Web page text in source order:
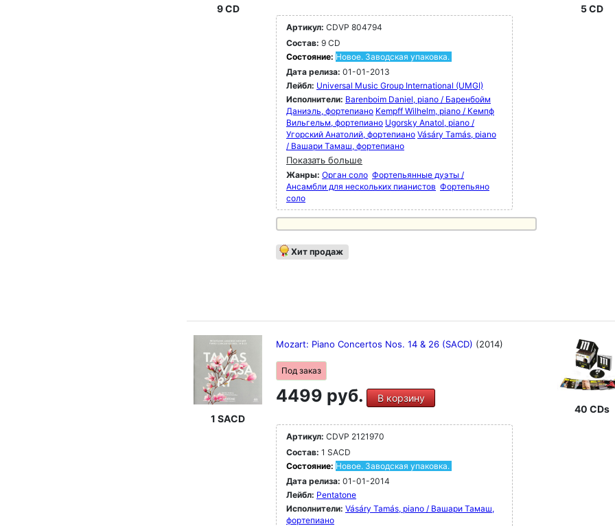
9 CD
Артикул: CDVP 804794
Состав: 9 CD
Состояние: Новое. Заводская упаковка.
Дата релиза: 01-01-2013
Лейбл: Universal Music Group International (UMGI)
Исполнители: Barenboim Daniel, piano / Баренбойм
Даниэль, фортепиано Kempff Wilhelm, piano / Кемпф
Вильгельм, фортепиано Ugorsky Anatol, piano /
Угорский Анатолий, фортепиано Vásáry Tamás, piano
/ Вашари Тамаш, фортепиано
Показать больше
Жанры: Орган соло Фортепьянные дуэты /
Ансамбли для нескольких пианистов Фортепьяно
соло
Хит продаж
5 CD
1 SACD
Mozart: Piano Concertos Nos. 14 & 26 (SACD) (2014)
Под заказ
4499 руб. В корзину
Артикул: CDVP 2121970
Состав: 1 SACD
Состояние: Новое. Заводская упаковка.
Дата релиза: 01-01-2014
Лейбл: Pentatone
Исполнители: Vásáry Tamás, piano / Вашари Тамаш,
фортепиано
40 CDs